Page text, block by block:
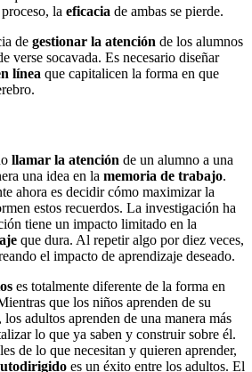
la eficacia de ambas se pierde.
de gestionar la atención de los alumnos
verse socavada. Es necesario diseñar
línea que capitalicen la forma en que
llamar la atención de un alumno a una
una idea en la memoria de trabajo.
ahora es decidir cómo maximizar la
estos recuerdos. La investigación ha
tiene un impacto limitado en la
que dura. Al repetir algo por diez veces,
el impacto de aprendizaje deseado.
es totalmente diferente de la forma en
que los niños aprenden de su
adultos aprenden de una manera más
lo que ya saben y construir sobre él.
de lo que necesitan y quieren aprender,
es un éxito entre los adultos. El